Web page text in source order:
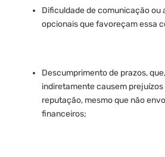
Dificuldade de comunicação ou
opcionais que favoreçam essa
Descumprimento de prazos,
indiretamente causem prejuízos
reputação, mesmo que não
financeiros;